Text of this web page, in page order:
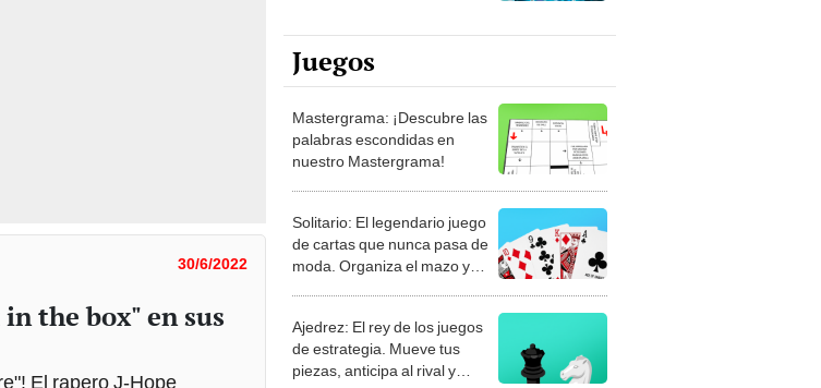
30/6/2022
the box" en sus
El rapero J-Hope
Juegos
Mastergrama: ¡Descubre las
palabras escondidas en
nuestro Mastergrama!
Solitario: El legendario juego
de cartas que nunca pasa de
moda. Organiza el mazo y
Ajedrez: El rey de los juegos
de estrategia. Mueve tus
piezas, anticipa al rival y